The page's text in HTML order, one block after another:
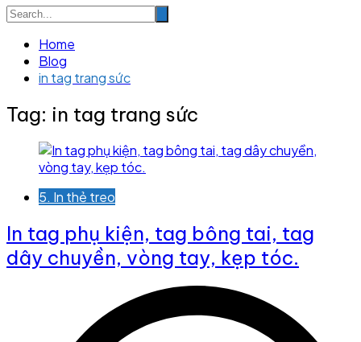
Home
Blog
in tag trang sức
Tag: in tag trang sức
5. In thẻ treo
In tag phụ kiện, tag bông tai, tag
dây chuyền, vòng tay, kẹp tóc.